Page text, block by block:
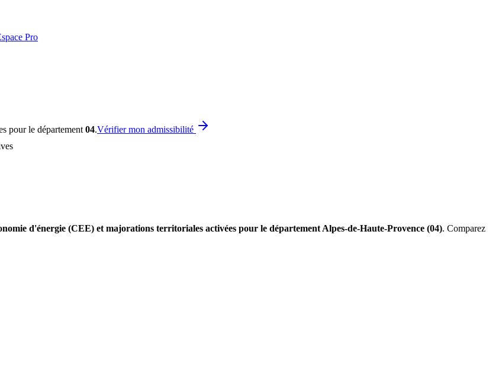
Pro
pour le département 04.Vérifier mon admissibilité
d'énergie (CEE) et majorations territoriales activées pour le département Alpes-de-Haute-Provence (04). Comparez